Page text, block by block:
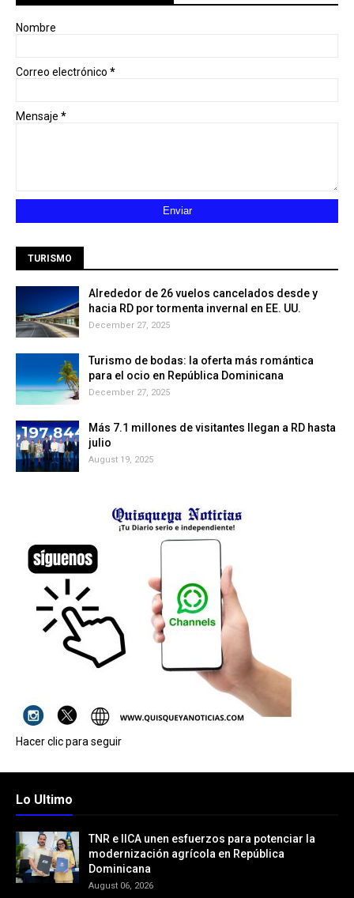
Nombre
Correo electrónico *
Mensaje *
TURISMO
Alrededor de 26 vuelos cancelados desde y
hacia RD por tormenta invernal en EE. UU.
December 27, 2025
Turismo de bodas: la oferta más romántica
para el ocio en República Dominicana
December 27, 2025
Más 7.1 millones de visitantes llegan a RD hasta
julio
August 19, 2025
Hacer clic para seguir
Lo Ultimo
TNR e IICA unen esfuerzos para potenciar la
modernización agrícola en República
Dominicana
August 06, 2026